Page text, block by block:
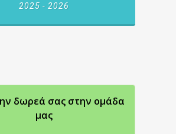
2025 - 2026
δωρεά σας στην oμάδα
μας